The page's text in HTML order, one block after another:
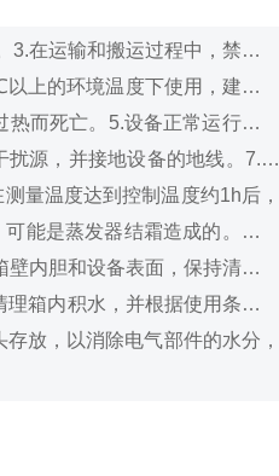
3.在运输和搬运过程中，禁止倒
上的环境温度下使用，建议加
而死亡。 5.设备正常运行时，
源，并接地设备的地线。 7.当
量温度达到控制温度约1h后，
能是蒸发器结霜造成的。一般
壁内胆和设备表面，保持清洁，
箱内积水，并根据使用条件定
放，以消除电气部件的水分，